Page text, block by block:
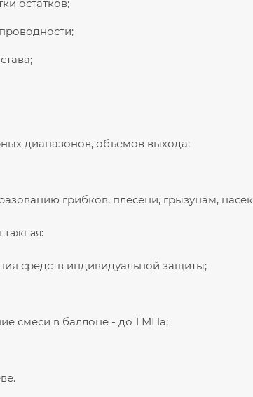
остатков;
диапазонов, объемов выхода;
грибков, плесени, грызунам,
средств индивидуальной защиты;
смеси в баллоне - до 1 МПа;